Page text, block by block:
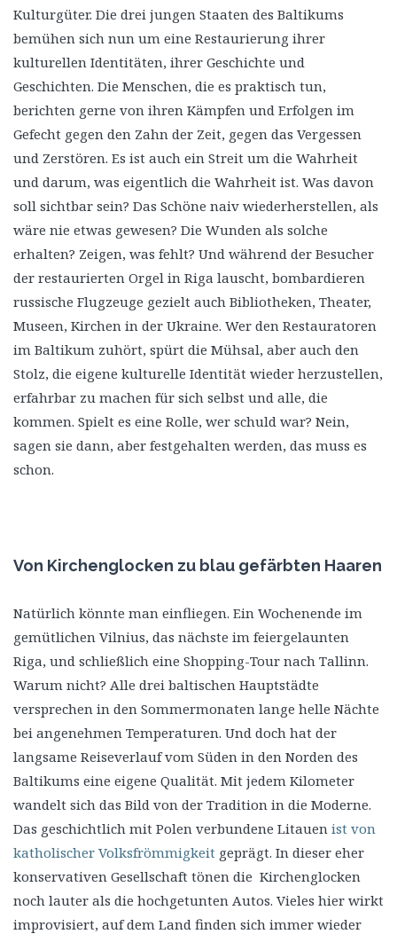
Kulturgüter. Die drei jungen Staaten des Baltikums
bemühen sich nun um eine Restaurierung ihrer
kulturellen Identitäten, ihrer Geschichte und
Geschichten. Die Menschen, die es praktisch tun,
berichten gerne von ihren Kämpfen und Erfolgen im
Gefecht gegen den Zahn der Zeit, gegen das Vergessen
und Zerstören. Es ist auch ein Streit um die Wahrheit
und darum, was eigentlich die Wahrheit ist. Was davon
soll sichtbar sein? Das Schöne naiv wiederherstellen, als
wäre nie etwas gewesen? Die Wunden als solche
erhalten? Zeigen, was fehlt? Und während der Besucher
der restaurierten Orgel in Riga lauscht, bombardieren
russische Flugzeuge gezielt auch Bibliotheken, Theater,
Museen, Kirchen in der Ukraine. Wer den Restauratoren
im Baltikum zuhört, spürt die Mühsal, aber auch den
Stolz, die eigene kulturelle Identität wieder herzustellen,
erfahrbar zu machen für sich selbst und alle, die
kommen. Spielt es eine Rolle, wer schuld war? Nein,
sagen sie dann, aber festgehalten werden, das muss es
schon.
Von Kirchenglocken zu blau gefärbten Haaren
Natürlich könnte man einfliegen. Ein Wochenende im
gemütlichen Vilnius, das nächste im feiergelaunten
Riga, und schließlich eine Shopping-Tour nach Tallinn.
Warum nicht? Alle drei baltischen Hauptstädte
versprechen in den Sommermonaten lange helle Nächte
bei angenehmen Temperaturen. Und doch hat der
langsame Reiseverlauf vom Süden in den Norden des
Baltikums eine eigene Qualität. Mit jedem Kilometer
wandelt sich das Bild von der Tradition in die Moderne.
Das geschichtlich mit Polen verbundene Litauen ist von
katholischer Volksfrömmigkeit geprägt. In dieser eher
konservativen Gesellschaft tönen die Kirchenglocken
noch lauter als die hochgetunten Autos. Vieles hier wirkt
improvisiert, auf dem Land finden sich immer wieder